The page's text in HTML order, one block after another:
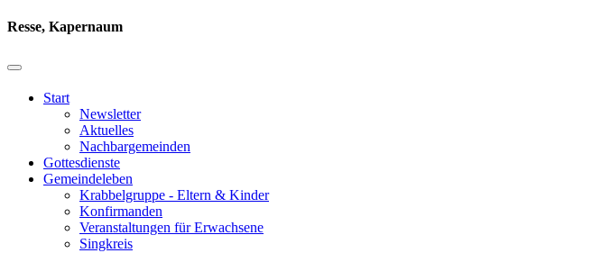
Resse, Kapernaum
Start
Newsletter
Aktuelles
Nachbargemeinden
Gottesdienste
Gemeindeleben
Krabbelgruppe - Eltern & Kinder
Konfirmanden
Veranstaltungen für Erwachsene
Singkreis